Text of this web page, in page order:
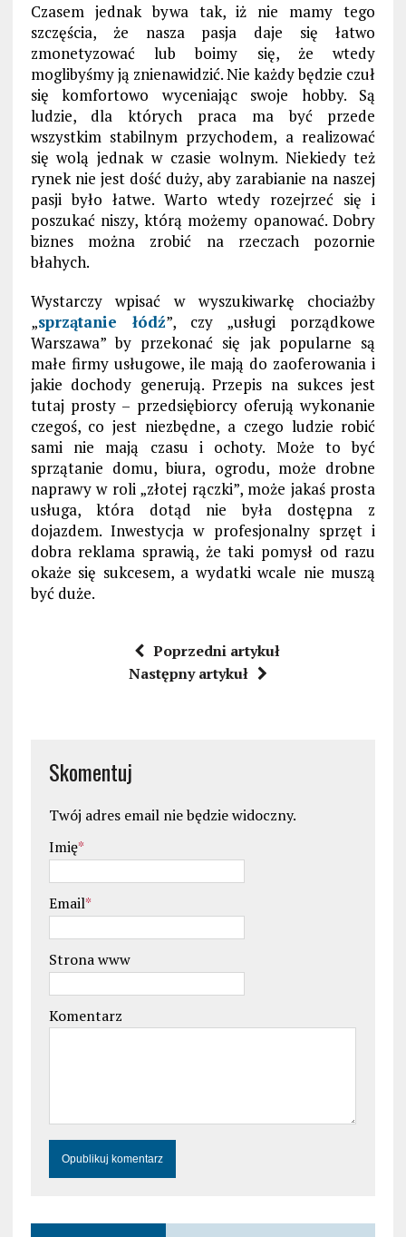
Czasem jednak bywa tak, iż nie mamy tego
szczęścia, że nasza pasja daje się łatwo
zmonetyzować lub boimy się, że wtedy
moglibyśmy ją znienawidzić. Nie każdy będzie czuł
się komfortowo wyceniając swoje hobby. Są
ludzie, dla których praca ma być przede
wszystkim stabilnym przychodem, a realizować
się wolą jednak w czasie wolnym. Niekiedy też
rynek nie jest dość duży, aby zarabianie na naszej
pasji było łatwe. Warto wtedy rozejrzeć się i
poszukać niszy, którą możemy opanować. Dobry
biznes można zrobić na rzeczach pozornie
błahych.
Wystarczy wpisać w wyszukiwarkę chociażby
„sprzątanie łódź”, czy „usługi porządkowe
Warszawa” by przekonać się jak popularne są
małe firmy usługowe, ile mają do zaoferowania i
jakie dochody generują. Przepis na sukces jest
tutaj prosty – przedsiębiorcy oferują wykonanie
czegoś, co jest niezbędne, a czego ludzie robić
sami nie mają czasu i ochoty. Może to być
sprzątanie domu, biura, ogrodu, może drobne
naprawy w roli „złotej rączki”, może jakaś prosta
usługa, która dotąd nie była dostępna z
dojazdem. Inwestycja w profesjonalny sprzęt i
dobra reklama sprawią, że taki pomysł od razu
okaże się sukcesem, a wydatki wcale nie muszą
być duże.
Poprzedni artykuł
Następny artykuł
Skomentuj
Twój adres email nie będzie widoczny.
Imię*
Email*
Strona www
Komentarz